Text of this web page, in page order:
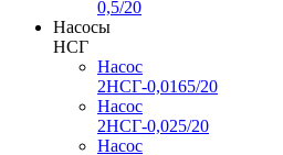
0,5/20
Насосы
НСГ
Насос
2НСГ-0,0165/20
Насос
2НСГ-0,025/20
Насос